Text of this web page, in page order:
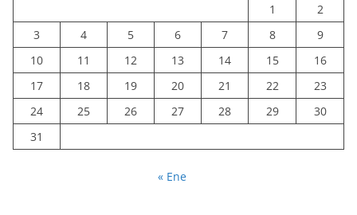
1
2
3
4 5 6 7 8
9
10
11 12 13 14 15
16
17
18 19 20 21 22
23
24
25 26 27 28 29
30
31
« Ene